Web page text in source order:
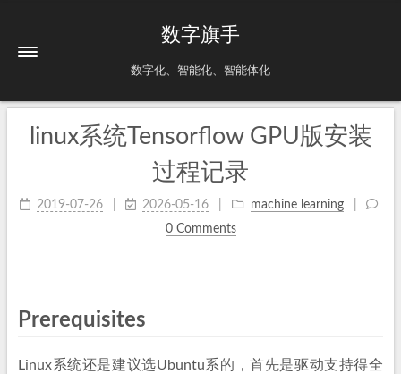
数字旗手
数字化、智能化、智能体化
linux系统Tensorflow GPU版安装
过程记录
2019-07-26 2026-05-16
machine learning
0 Comments
Prerequisites
Linux系统还是建议选Ubuntu系的，首先是驱动支持得全